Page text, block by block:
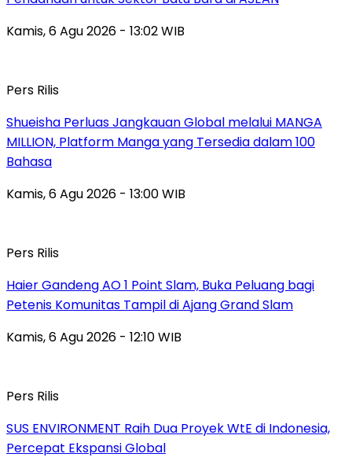
Kamis, 6 Agu 2026 - 13:02 WIB
Pers Rilis
Shueisha Perluas Jangkauan Global melalui MANGA
MILLION, Platform Manga yang Tersedia dalam 100
Bahasa
Kamis, 6 Agu 2026 - 13:00 WIB
Pers Rilis
Haier Gandeng AO 1 Point Slam, Buka Peluang bagi
Petenis Komunitas Tampil di Ajang Grand Slam
Kamis, 6 Agu 2026 - 12:10 WIB
Pers Rilis
SUS ENVIRONMENT Raih Dua Proyek WtE di Indonesia,
Percepat Ekspansi Global